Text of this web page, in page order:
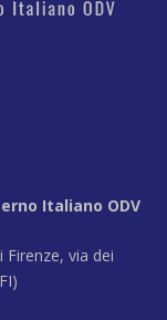
Italiano ODV
Firenze, via dei